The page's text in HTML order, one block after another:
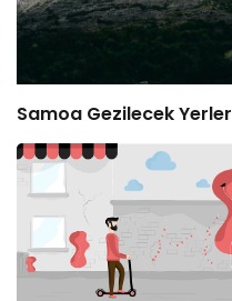
Samoa Gezilecek Yerler